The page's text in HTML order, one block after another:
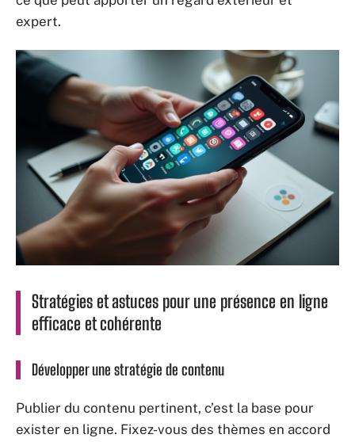
expert.
Stratégies et astuces pour une présence en ligne
efficace et cohérente
Développer une stratégie de contenu
Publier du contenu pertinent, c’est la base pour
exister en ligne. Fixez-vous des thèmes en accord